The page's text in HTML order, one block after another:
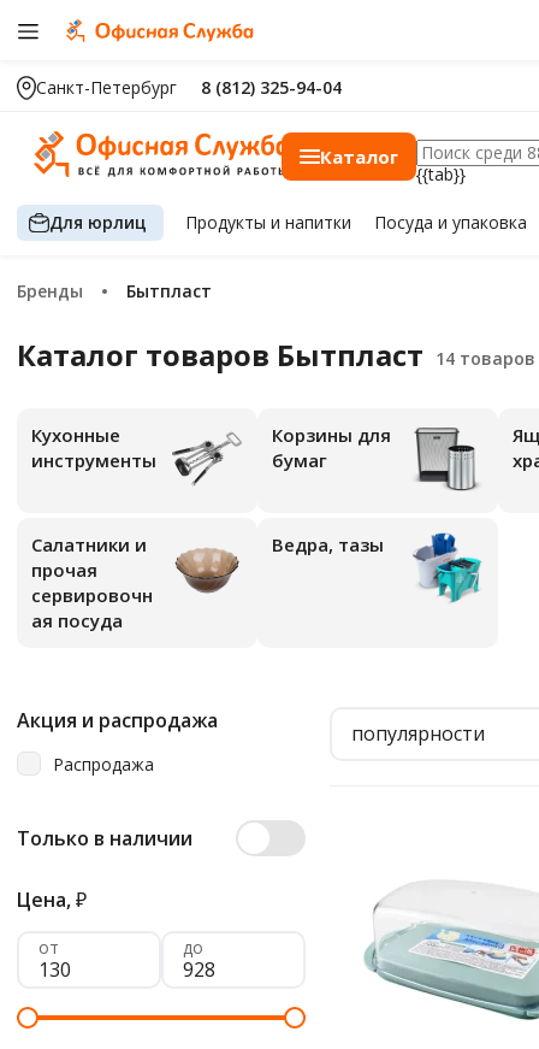
Санкт-Петербург 8 (812) 325-94-04
Каталог
{{tab}}
Для юрлиц Продуктыи напитки Посуда и упаковка
Бренды Бытпласт
Каталог товаров Бытпласт
Кухонные
инструменты
Корзины для
бумаг
Салатники и
прочая
сервировочн
ая посуда
Ведра, тазы
Акция и распродажа
Распродажа
Только в наличии
Цена,₽
от до
популярности